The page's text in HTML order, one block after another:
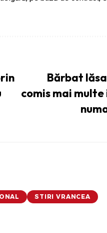
Bărbat
comis mai
STIRI VRANCEA